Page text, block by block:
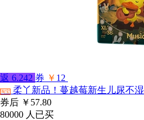
返 6.242 券 ￥ 12
淘宝 柔丫新品！蔓越莓新生儿尿不湿
券后 ￥57.80
80000 人已买